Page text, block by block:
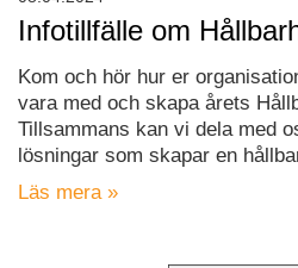
Infotillfälle om
Kom och hör hur er
vara med och skapa årets
Tillsammans kan vi dela med
lösningar som skapar en
Läs mera »